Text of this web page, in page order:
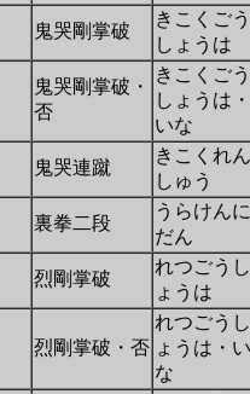
鬼哭剛掌破
きこくごう
しょうは
鬼哭剛掌破・
否
きこくごう
しょうは・
いな
鬼哭連蹴
きこくれん
しゅう
裏拳二段
うらけんに
だん
烈剛掌破
れつごうし
ょうは
烈剛掌破・否
れつごうし
ょうは・い
な